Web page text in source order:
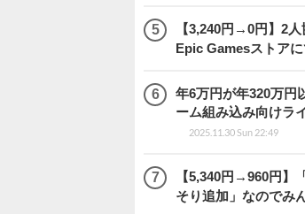
【3,240円→0円】2
Epic Gamesストア
年6万円が年320万円
ーム組み込み向けラ
2025.11.30 Sun 22:49
【5,340円→960円】
そり追加」なのでみ